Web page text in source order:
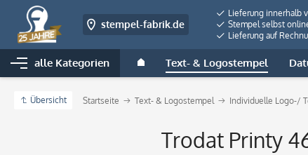
stempel-fabrik.de
Lieferung innerhalb
Stempel selbst
Lieferung auf
alle Kategorien Text- & Logostempel
Übersicht Startseite Text- & Logostempel Individuelle Logo-/
Trodat Printy